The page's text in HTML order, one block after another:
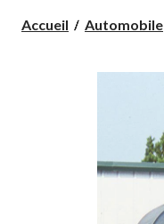
Accueil Automobile